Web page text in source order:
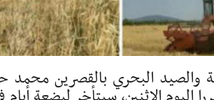
والصيد البحري بالقصرين محمد